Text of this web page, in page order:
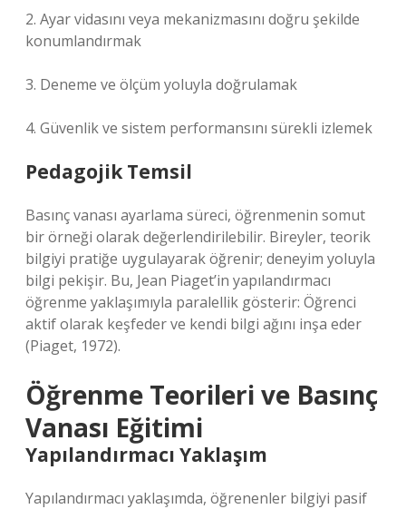
2. Ayar vidasını veya mekanizmasını doğru şekilde
konumlandırmak
3. Deneme ve ölçüm yoluyla doğrulamak
4. Güvenlik ve sistem performansını sürekli izlemek
Pedagojik Temsil
Basınç vanası ayarlama süreci, öğrenmenin somut
bir örneği olarak değerlendirilebilir. Bireyler, teorik
bilgiyi pratiğe uygulayarak öğrenir; deneyim yoluyla
bilgi pekişir. Bu, Jean Piaget’in yapılandırmacı
öğrenme yaklaşımıyla paralellik gösterir: Öğrenci
aktif olarak keşfeder ve kendi bilgi ağını inşa eder
(Piaget, 1972).
Öğrenme Teorileri ve Basınç
Vanası Eğitimi
Yapılandırmacı Yaklaşım
Yapılandırmacı yaklaşımda, öğrenenler bilgiyi pasif